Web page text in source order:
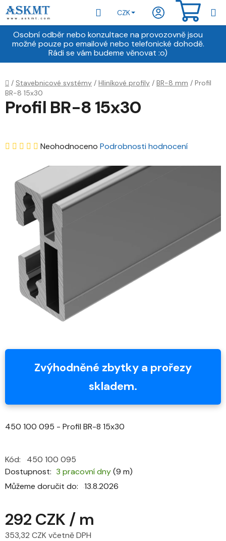
Přejít
na
obsah
Osobní odběr nebo konzultace na provozovně jsou
možné pouze po emailové nebo telefonické dohodě.
Rádi se vám budeme věnovat :o)
Hledat
CZK
Domů
/ Stavebnicové systémy / Hliníkové profily / BR-8 mm / Profil
BR-8 15x30
Zvýhodněné zbytky a prořezy
skladem.
450 100 095 - Profil BR-8 15x30
Dostupnost 3 pracovní dny(9 m)
Můžeme doručit do:
13.8.2026
Kód: 450 100 095
292 CZK / m
353,32 CZK včetně DPH
Profil BR-8 15x30
Průměrné
produktu
0,0
z
5
hvězdiček.
Neohodnoceno Podrobnosti hodnocení